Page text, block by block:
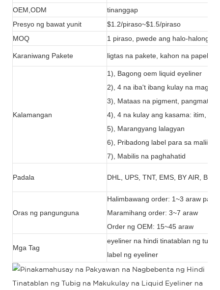
OEM,ODM
tinanggap
Presyo ng bawat yunit
$1.2/piraso~$1.5/piraso
MOQ
1 piraso, pwede ang halo-halong
Karaniwang Pakete ligtas na pakete, kahon na papel,
Kalamangan
1), Bagong oem liquid eyeliner
2), 4 na iba't ibang kulay na
3), Mataas na pigment,
4), 4 na kulay ang kasama: itim,
5), Marangyang lalagyan
6), Pribadong label para sa maliit
7), Mabilis na paghahatid
Padala DHL, UPS, TNT, EMS, BY AIR, BY
Oras ng pangunguna
Halimbawang order: 1~3 araw
Maramihang order: 3~7 araw
Order ng OEM: 15~45 araw
Mga Tag
eyeliner na hindi tinatablan ng
label ng eyeliner